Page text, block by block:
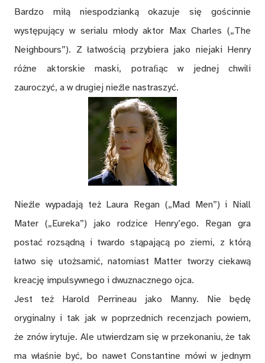
Bardzo miłą niespodzianką okazuje się gościnnie
występujący w serialu młody aktor Max Charles („The
Neighbours”). Z łatwością przybiera jako niejaki Henry
różne aktorskie maski, potraﬁąc w jednej chwili
zauroczyć, a w drugiej nieźle nastraszyć.
Nieźle wypadają też Laura Regan („Mad Men”) i Niall
Mater („Eureka”) jako rodzice Henry’ego. Regan gra
postać rozsądną i twardo stąpającą po ziemi, z którą
łatwo się utożsamić, natomiast Matter tworzy ciekawą
kreację impulsywnego i dwuznacznego ojca.
Jest też Harold Perrineau jako Manny. Nie będę
oryginalny i tak jak w poprzednich recenzjach powiem,
że znów irytuje. Ale utwierdzam się w przekonaniu, że tak
ma właśnie być, bo nawet Constantine mówi w jednym